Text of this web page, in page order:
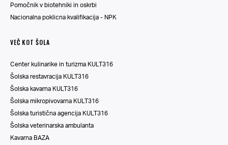
Pomočnik v biotehniki in oskrbi
Nacionalna poklicna kvalifikacija - NPK
VEČ KOT ŠOLA
Center kulinarike in turizma KULT316
Šolska restavracija KULT316
Šolska kavarna KULT316
Šolska mikropivovarna KULT316
Šolska turistična agencija KULT316
Šolska veterinarska ambulanta
Kavarna BAZA